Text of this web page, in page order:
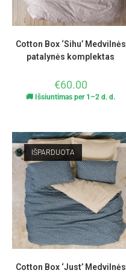
Cotton Box ‘Sihu’ Medvilnės
patalynės komplektas
€60.00
🚚 Išsiuntimas per 1–2 d. d.
IŠPARDUOTA
Cotton Box ‘Just’ Medvilnės